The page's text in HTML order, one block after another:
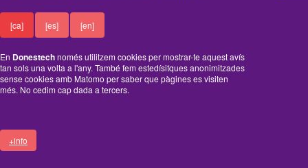
[ca] [es] [en]
En Donestechnomés utilitzem cookies per mostrar-te aquest avís
tan sols una volta a l'any. També fem estedísitques anonimitzades
sense cookies amb Matomo per saber que pàgines es visiten
més. No cedim cap dada a tercers.
+info
Funciona amb el Drupal